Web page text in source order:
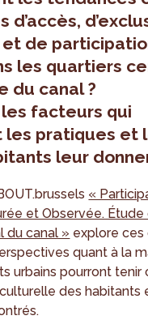
d’accès,
de
les quartiers
du canal ?
facteurs qui
les pratiques et
leur
«
et Observée. Étude
du canal » explore
quant à la
urbains pourront tenir
des habitants